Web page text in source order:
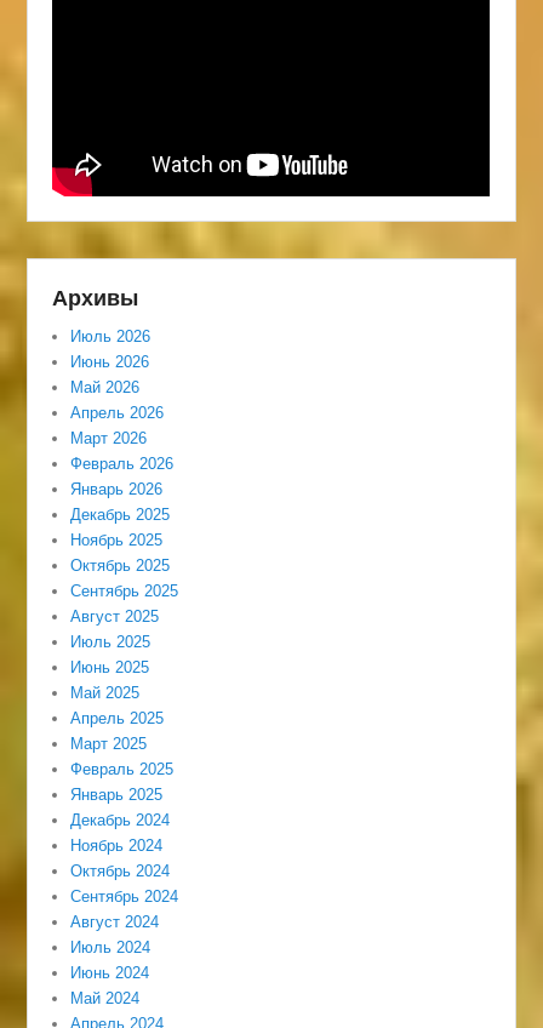
Архивы
Июль 2026
Июнь 2026
Май 2026
Апрель 2026
Март 2026
Февраль 2026
Январь 2026
Декабрь 2025
Ноябрь 2025
Октябрь 2025
Сентябрь 2025
Август 2025
Июль 2025
Июнь 2025
Май 2025
Апрель 2025
Март 2025
Февраль 2025
Январь 2025
Декабрь 2024
Ноябрь 2024
Октябрь 2024
Сентябрь 2024
Август 2024
Июль 2024
Июнь 2024
Май 2024
Апрель 2024